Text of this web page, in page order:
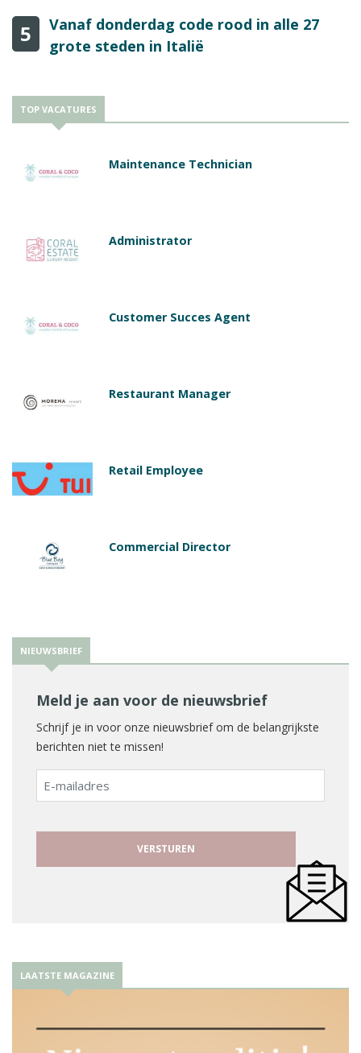
5
Vanaf donderdag code rood in alle 27
grote steden in Italië
TOP VACATURES
Maintenance Technician
Administrator
Customer Succes Agent
Restaurant Manager
Retail Employee
Commercial Director
NIEUWSBRIEF
Meld je aan voor de nieuwsbrief
Schrijf je in voor onze nieuwsbrief om de belangrijkste
berichten niet te missen!
E-
mailadres
LAATSTE MAGAZINE